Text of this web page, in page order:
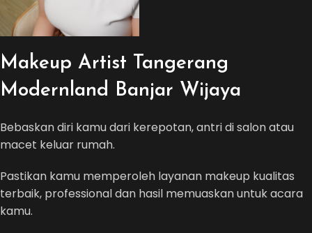
Makeup Artist Tangerang
Modernland Banjar Wijaya
Bebaskan diri kamu dari kerepotan, antri di salon atau
macet keluar rumah.
Pastikan kamu memperoleh layanan makeup kualitas
terbaik, professional dan hasil memuaskan untuk acara
kamu.